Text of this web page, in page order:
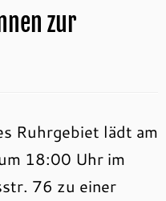
zur
Ruhrgebiet lädt am
18:00 Uhr im
76 zu einer